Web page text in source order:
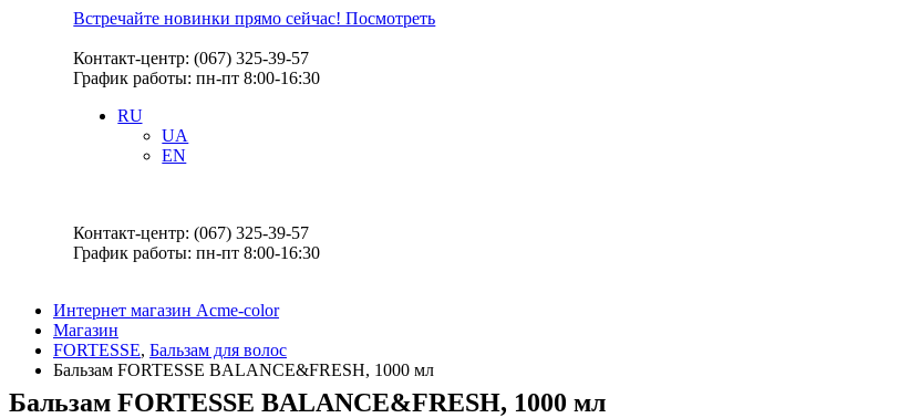
Встречайте новинки прямо сейчас! Посмотреть
Контакт-центр: (067) 325-39-57
График работы: пн-пт 8:00-16:30
RU
UA
EN
Контакт-центр: (067) 325-39-57
График работы: пн-пт 8:00-16:30
Интернет магазин Acme-color
Магазин
FORTESSE, Бальзам для волос
Бальзам FORTESSE BALANCE&FRESH, 1000 мл
Бальзам FORTESSE BALANCE&FRESH, 1000 мл